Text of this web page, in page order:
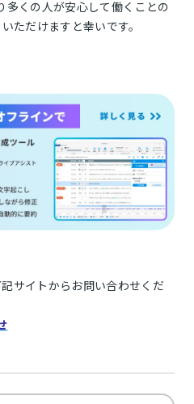
多くの人が安心して働くことの
ただけますと幸いです。
サイトからお問い合わせくだ